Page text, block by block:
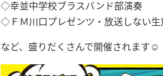
◇幸並中学校ブラスバンド部演奏
◇ＦＭ川口プレゼンツ・放送しない生
など、盛りだくさんで開催されます☺